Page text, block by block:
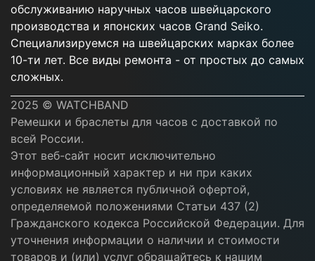
обслуживанию наручных часов швейцарского
производства и японских часов Grand Seiko.
Специализируемся на швейцарских марках более
10-ти лет. Все виды ремонта - от простых до самых
сложных.
2025 © WATCHBAND
Ремешки и браслеты для часов с доставкой по
всей России.
Этот веб-сайт носит исключительно
информационный характер и ни при каких
условиях не является публичной офертой,
определяемой положениями Статьи 437 (2)
Гражданского кодекса Российской Федерации. Для
уточнения информации о наличии и стоимости
товаров и (или) услуг обращайтесь к нашим